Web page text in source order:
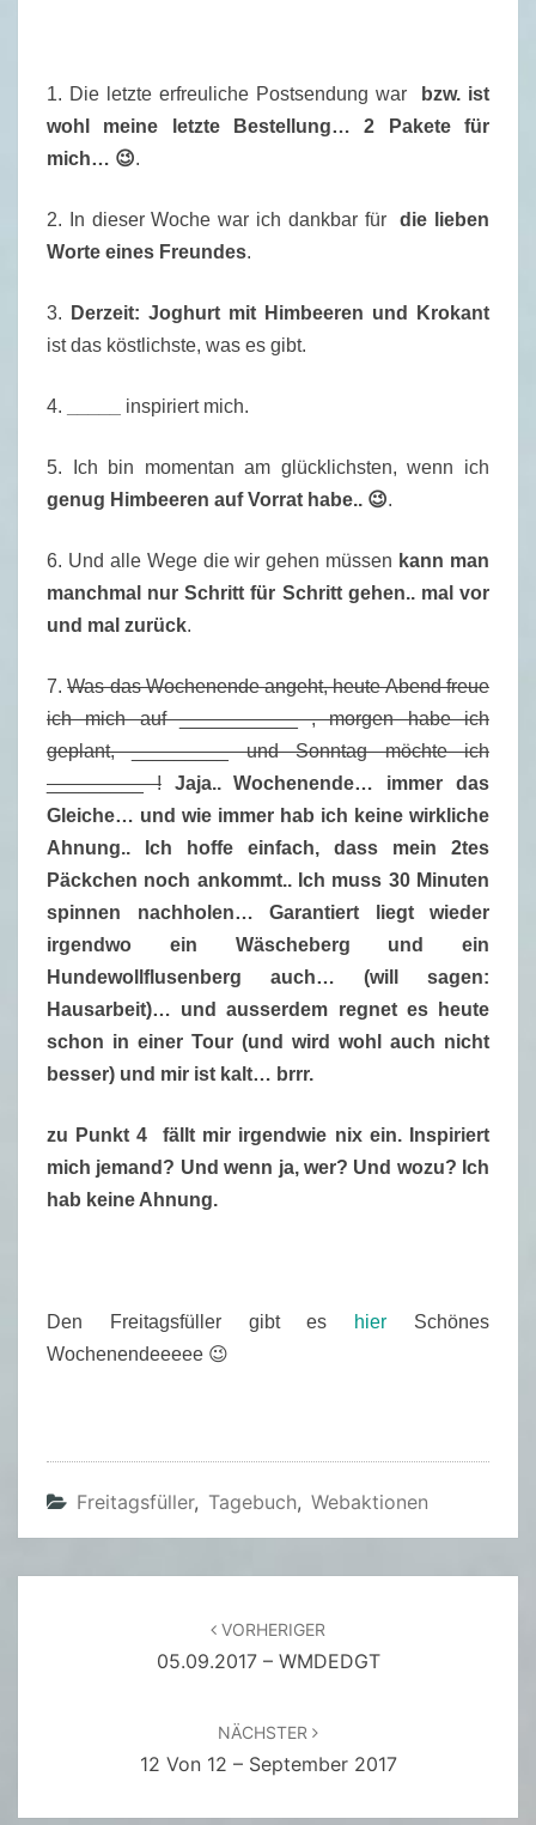
0
8
9
7
1. Die letzte erfreuliche Postsendung war
bzw. ist
wohl meine letzte Bestellung… 2 Pakete für
mich… 😉.
2. In dieser Woche war ich dankbar fürdie lieben
Worte eines Freundes.
3.
Derzeit: Joghurt mit Himbeeren und Krokant
ist das köstlichste, was es gibt.
4. inspiriert mich.
5. Ich bin momentan am glücklichsten, wenn ich
genug Himbeeren auf Vorrat habe.. 😉.
6. Und alle Wege die wir gehen müssen kann man
manchmal nur Schritt für Schritt gehen.. mal vor
und mal zurück.
7.Was das Wochenende angeht, heute Abend freue
ich mich auf ___________ , morgen habe ich
geplant, _________ und Sonntag möchte ich
_________ !
Jaja.. Wochenende… immer das
Gleiche… und wie immer hab ich keine wirkliche
Ahnung.. Ich hoffe einfach, dass mein 2tes
Päckchen noch ankommt.. Ich muss 30 Minuten
spinnen nachholen… Garantiert liegt wieder
irgendwo ein Wäscheberg und ein
Hundewollflusenberg auch… (will sagen:
Hausarbeit)… und ausserdem regnet es heute
schon in einer Tour (und wird wohl auch nicht
besser) und mir ist kalt… brrr.
zu Punkt 4 fällt mir irgendwie nix ein. Inspiriert
mich jemand? Und wenn ja, wer? Und wozu? Ich
hab keine Ahnung.
Den Freitagsfüller gibt es hier Schönes
Wochenendeeeee 😉
Freitagsfüller, Tagebuch, Webaktionen
VORHERIGER
05.09.2017 – WMDEDGT
NÄCHSTER
12 Von 12 – September 2017